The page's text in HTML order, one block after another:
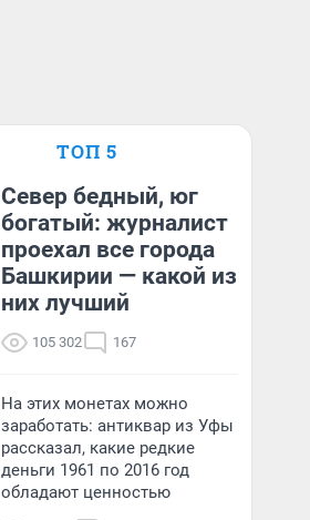
ТОП 5
Север бедный, юг
богатый: журналист
проехал все города
Башкирии — какой из
них лучший
105 302 167
На этих монетах можно
заработать: антиквар из Уфы
рассказал, какие редкие
деньги 1961 по 2016 год
обладают ценностью